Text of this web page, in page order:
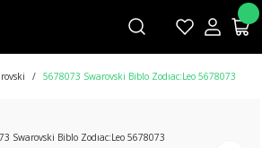
5678073 Swarovski Biblo Zodıac:Leo 5678073